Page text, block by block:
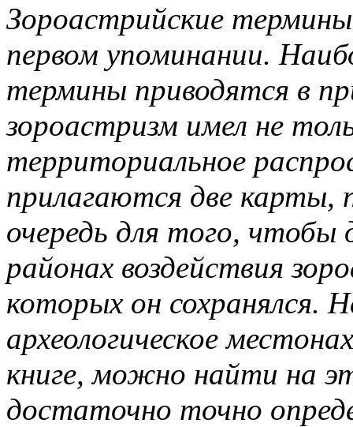
Зороастрийские
первом упоминании.
термины приводятся в
зороастризм имел не
территориальное
прилагаются две карты,
очередь для того, чтобы
районах воздействия
которых он сохранялся.
археологическое
книге, можно найти на
достаточно точно